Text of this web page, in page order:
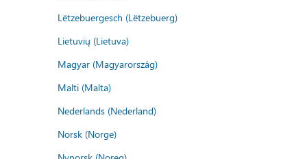
Lëtzebuergesch (Lëtzebuerg)
Lietuvių (Lietuva)
Magyar (Magyarország)
Malti (Malta)
Nederlands (Nederland)
Norsk (Norge)